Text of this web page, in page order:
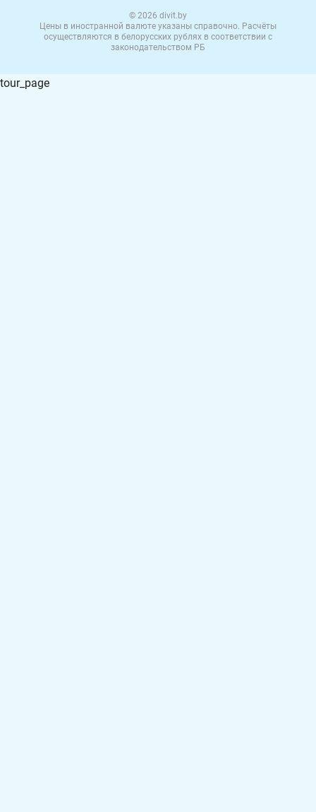
© 2026 divit.by
Цены в иностранной валюте указаны справочно. Расчёты
осуществляются в белорусских рублях в соответствии с
законодательством РБ
tour_page